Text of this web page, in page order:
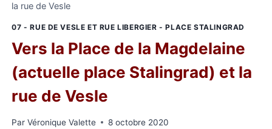
la rue de Vesle
07 - RUE DE VESLE ET RUE LIBERGIER - PLACE STALINGRAD
Vers la Place de la Magdelaine
(actuelle place Stalingrad) et la
rue de Vesle
Par Véronique Valette 8 octobre 2020